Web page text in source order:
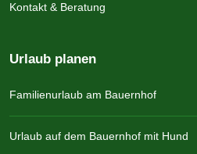
Kontakt & Beratung
Urlaub planen
Familienurlaub am Bauernhof
Urlaub auf dem Bauernhof mit Hund